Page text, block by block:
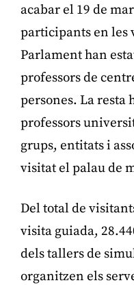
acabar el 19 de
participants en les
Parlament han
professors de
persones. La resta
professors
grups, entitats i
visitat el palau de
Del total de
visita guiada,
dels tallers de
organitzen els